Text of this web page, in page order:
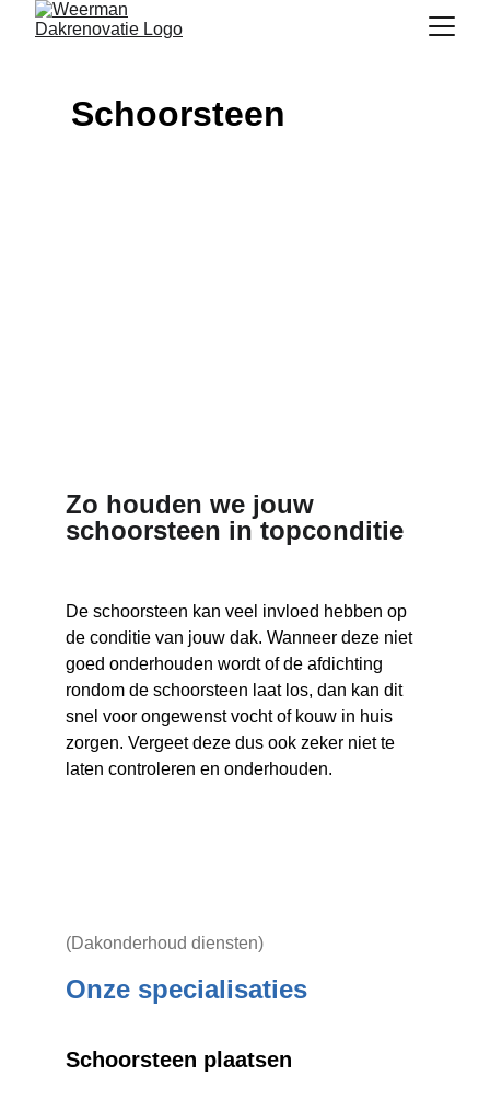
Schoorsteen
Zo houden we jouw
schoorsteen in topconditie
De schoorsteen kan veel invloed hebben op
de conditie van jouw dak. Wanneer deze niet
goed onderhouden wordt of de afdichting
rondom de schoorsteen laat los, dan kan dit
snel voor ongewenst vocht of kouw in huis
zorgen. Vergeet deze dus ook zeker niet te
laten controleren en onderhouden.
(Dakonderhoud diensten)
Onze specialisaties
Schoorsteen plaatsen